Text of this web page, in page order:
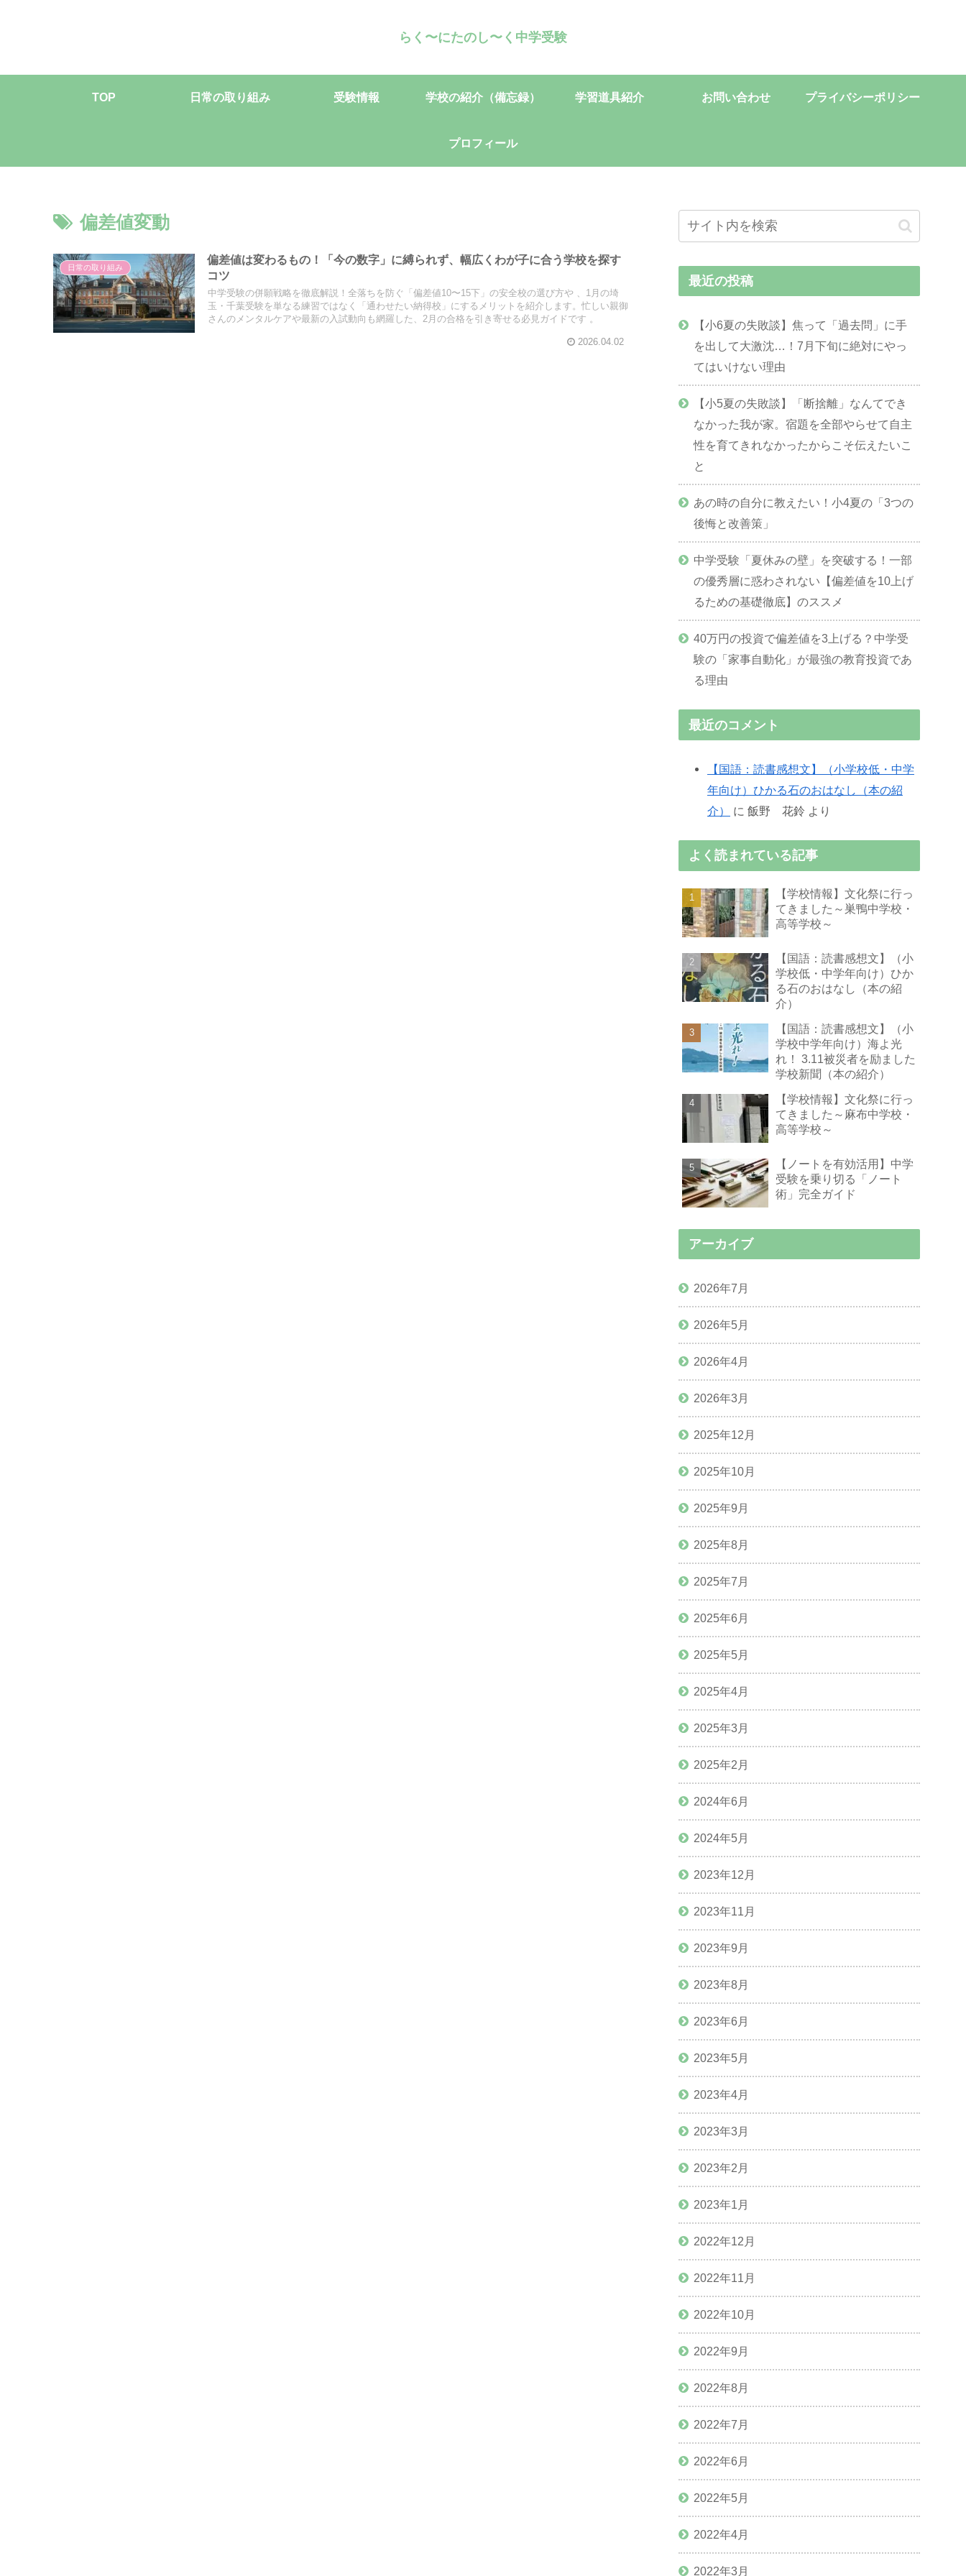
らく〜にたのし〜く中学受験
TOP 日常の取り組み 受験情報 学校の紹介（備忘録） 学習道具紹介 お問い合わせ プライバシーポリシー
プロフィール
偏差値変動
日常の取り組み
偏差値は変わるもの！「今の数字」に縛られず、幅広くわが子に合う学校を探す
コツ
中学受験の併願戦略を徹底解説！全落ちを防ぐ「偏差値10〜15下」の安全校の選び方や 、1月の埼
玉・千葉受験を単なる練習ではなく「通わせたい納得校」にするメリットを紹介します。忙しい親御
さんのメンタルケアや最新の入試動向も網羅した、2月の合格を引き寄せる必見ガイドです 。
2026.04.02
最近の投稿
【小6夏の失敗談】焦って「過去問」に手
を出して大激沈…！7月下旬に絶対にやっ
てはいけない理由
【小5夏の失敗談】「断捨離」なんてでき
なかった我が家。宿題を全部やらせて自主
性を育てきれなかったからこそ伝えたいこ
と
あの時の自分に教えたい！小4夏の「3つの
後悔と改善策」
中学受験「夏休みの壁」を突破する！一部
の優秀層に惑わされない【偏差値を10上げ
るための基礎徹底】のススメ
40万円の投資で偏差値を3上げる？中学受
験の「家事自動化」が最強の教育投資であ
る理由
最近のコメント
【国語：読書感想文】（小学校低・中学
年向け）ひかる石のおはなし（本の紹
介）
に 飯野 花鈴 より
よく読まれている記事
【学校情報】文化祭に行っ
てきました～巣鴨中学校・
高等学校～
【国語：読書感想文】（小
学校低・中学年向け）ひか
る石のおはなし（本の紹
介）
【国語：読書感想文】（小
学校中学年向け）海よ光
れ！ 3.11被災者を励ました
学校新聞（本の紹介）
【学校情報】文化祭に行っ
てきました～麻布中学校・
高等学校～
【ノートを有効活用】中学
受験を乗り切る「ノート
術」完全ガイド
アーカイブ
2026年7月
2026年5月
2026年4月
2026年3月
2025年12月
2025年10月
2025年9月
2025年8月
2025年7月
2025年6月
2025年5月
2025年4月
2025年3月
2025年2月
2024年6月
2024年5月
2023年12月
2023年11月
2023年9月
2023年8月
2023年6月
2023年5月
2023年4月
2023年3月
2023年2月
2023年1月
2022年12月
2022年11月
2022年10月
2022年9月
2022年8月
2022年7月
2022年6月
2022年5月
2022年4月
2022年3月